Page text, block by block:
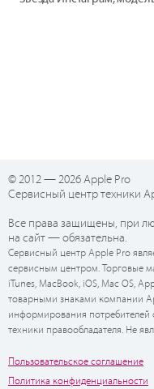
© 2012 — 2026 Apple Pro
Сервисный центр техники
Все права защищены, при
на сайт — обязательна.
Сервисный центр Apple Pro
сервисным центром. Торговые
iTunes, MacBook, iOS, Mac OS,
товарными знаками компании
информирования потребителей
техники правообладателя. Не
Пользовательское соглашение
Политика конфиденциальности